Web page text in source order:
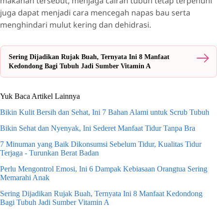
juga dapat menjadi cara mencegah napas bau serta
menghindari mulut kering dan dehidrasi.
Sering Dijadikan Rujak Buah, Ternyata Ini 8 Manfaat
Kedondong Bagi Tubuh Jadi Sumber Vitamin A
Yuk Baca Artikel Lainnya
Bikin Kulit Bersih dan Sehat, Ini 7 Bahan Alami untuk Scrub Tubuh
Bikin Sehat dan Nyenyak, Ini Sederet Manfaat Tidur Tanpa Bra
7 Minuman yang Baik Dikonsumsi Sebelum Tidur, Kualitas Tidur
Terjaga - Turunkan Berat Badan
Perlu Mengontrol Emosi, Ini 6 Dampak Kebiasaan Orangtua Sering
Memarahi Anak
Sering Dijadikan Rujak Buah, Ternyata Ini 8 Manfaat Kedondong
Bagi Tubuh Jadi Sumber Vitamin A